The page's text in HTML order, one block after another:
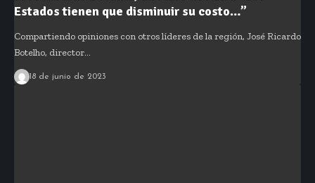
Estados tienen que disminuir su costo…”
Compartiendo opiniones con otros líderes de la región, José Ricardo
Botelho, director…
18 de junio de 2023